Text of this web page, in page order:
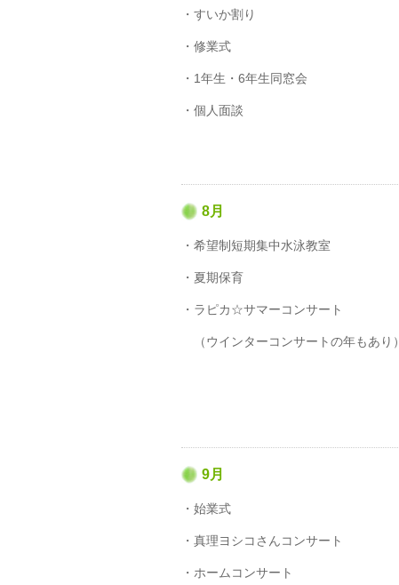
・すいか割り
・修業式
・1年生・6年生同窓会
・個人面談
8月
・希望制短期集中水泳教室
・夏期保育
・ラピカ☆サマーコンサート
（ウインターコンサートの年もあり）
9月
・始業式
・真理ヨシコさんコンサート
・ホームコンサート